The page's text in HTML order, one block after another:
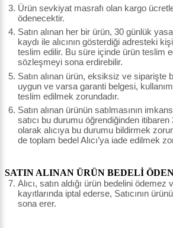
Ürün sevkiyat masrafı olan kargo
ödenecektir.
Satın alınan her bir ürün, 30 günlük
kaydı ile alıcının gösterdiği adresteki
teslim edilir. Bu süre içinde ürün teslim
sözleşmeyi sona erdirebilir.
Satın alınan ürün, eksiksiz ve siparişte
uygun ve varsa garanti belgesi,
teslim edilmek zorundadır.
Satın alınan ürünün satılmasının
satıcı bu durumu öğrendiğinden itibaren
olarak alıcıya bu durumu bildirmek
de toplam bedel Alıcı’ya iade edilmek
SATIN ALINAN ÜRÜN BEDELİ
Alıcı, satın aldığı ürün bedelini ödemez
kayıtlarında iptal ederse, Satıcının
sona erer.